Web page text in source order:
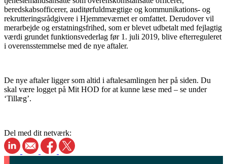
beredskabsofficerer, auditørfuldmægtige og kommunikations- og
rekrutteringsrådgivere i Hjemmeværnet er omfattet. Derudover vil
merarbejde og erstatningsfrihed, som er blevet udbetalt med fejlagtig
værdi grundet funktionsvederlag før 1. juli 2019, blive efterreguleret
i overensstemmelse med de nye aftaler.
De nye aftaler ligger som altid i aftalesamlingen her på siden. Du
skal være logget på Mit HOD for at kunne læse med – se under
‘Tillæg’.
Del med dit netværk: